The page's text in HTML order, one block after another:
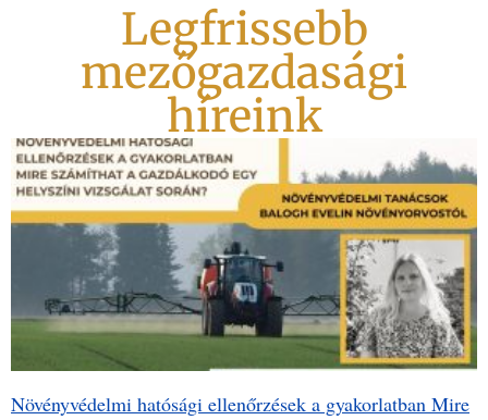
Legfrissebb
mezőgazdasági
híreink
Növényvédelmi hatósági ellenőrzések a gyakorlatban Mire